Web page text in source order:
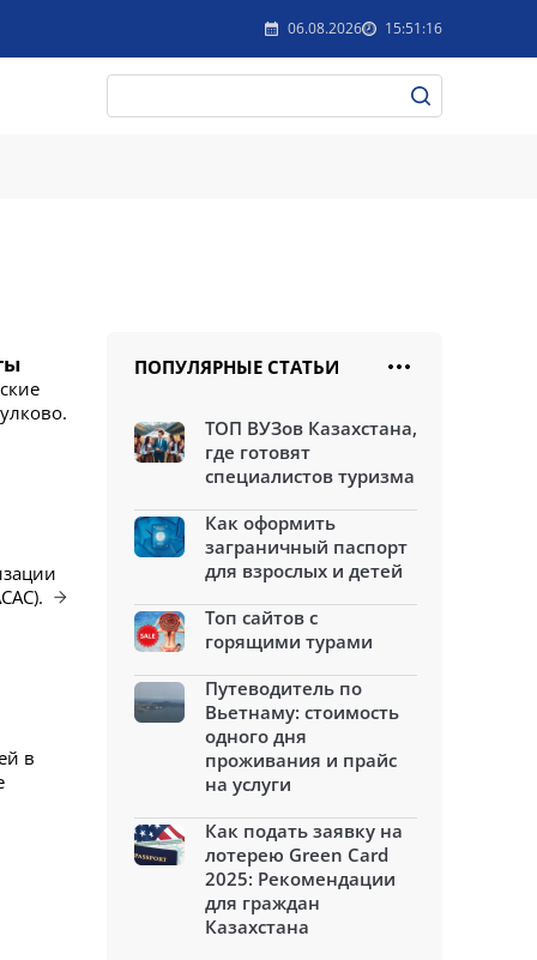
06.08.2026 15:51:16
в
ПОПУЛЯРНЫЕ СТАТЬИ
ТОП ВУЗов Казахстана,
где готовят
специалистов туризма
Как оформить
заграничный паспорт
для взрослых и детей
Топ сайтов с
горящими турами
Путеводитель по
Вьетнаму: стоимость
одного дня
проживания и прайс
на услуги
Как подать заявку на
лотерею Green Card
2025: Рекомендации
для граждан
Казахстана